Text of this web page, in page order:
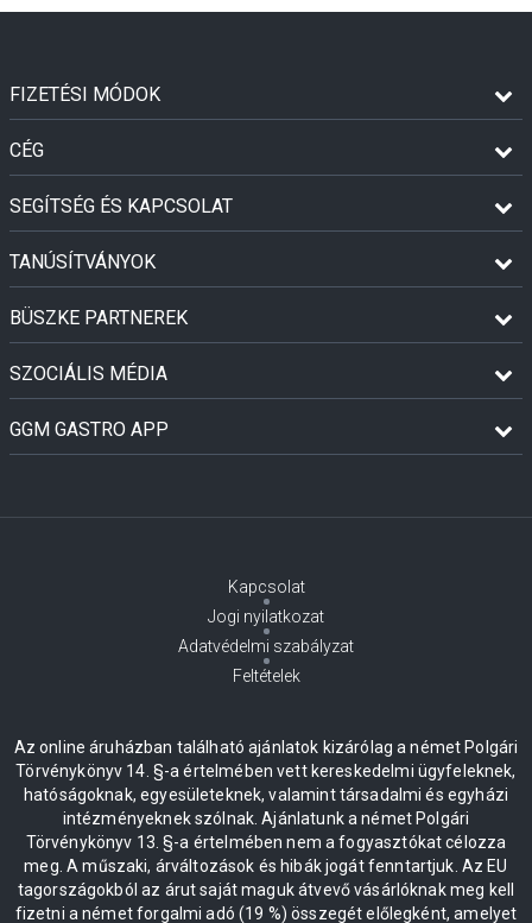
FIZETÉSI MÓDOK
CÉG
SEGÍTSÉG ÉS KAPCSOLAT
TANÚSÍTVÁNYOK
BÜSZKE PARTNEREK
SZOCIÁLIS MÉDIA
GGM GASTRO APP
Kapcsolat
Jogi nyilatkozat
Adatvédelmi szabályzat
Feltételek
Az online áruházban található ajánlatok kizárólag a német Polgári
Törvénykönyv 14. §-a értelmében vett kereskedelmi ügyfeleknek,
hatóságoknak, egyesületeknek, valamint társadalmi és egyházi
intézményeknek szólnak. Ajánlatunk a német Polgári
Törvénykönyv 13. §-a értelmében nem a fogyasztókat célozza
meg. A műszaki, árváltozások és hibák jogát fenntartjuk. Az EU
tagországokból az árut saját maguk átvevő vásárlóknak meg kell
fizetni a német forgalmi adó (19 %) összegét előlegként, amelyet